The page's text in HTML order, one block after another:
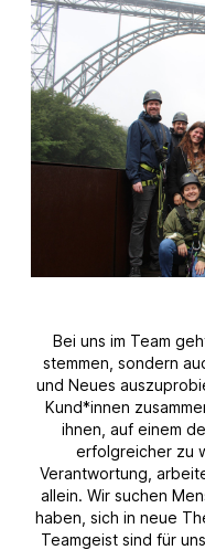
Bei uns im Team
stemmen, sondern
und Neues
Kund*innen
ihnen, auf einem
erfolgreicher zu
Verantwortung,
allein. Wir suchen
haben, sich in neue
Teamgeist sind für